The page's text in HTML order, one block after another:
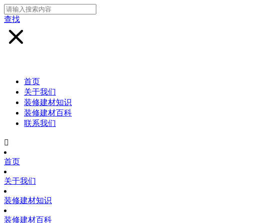
查找
首页
关于我们
装修建材知识
装修建材百科
联系我们

首页
关于我们
装修建材知识
装修建材百科